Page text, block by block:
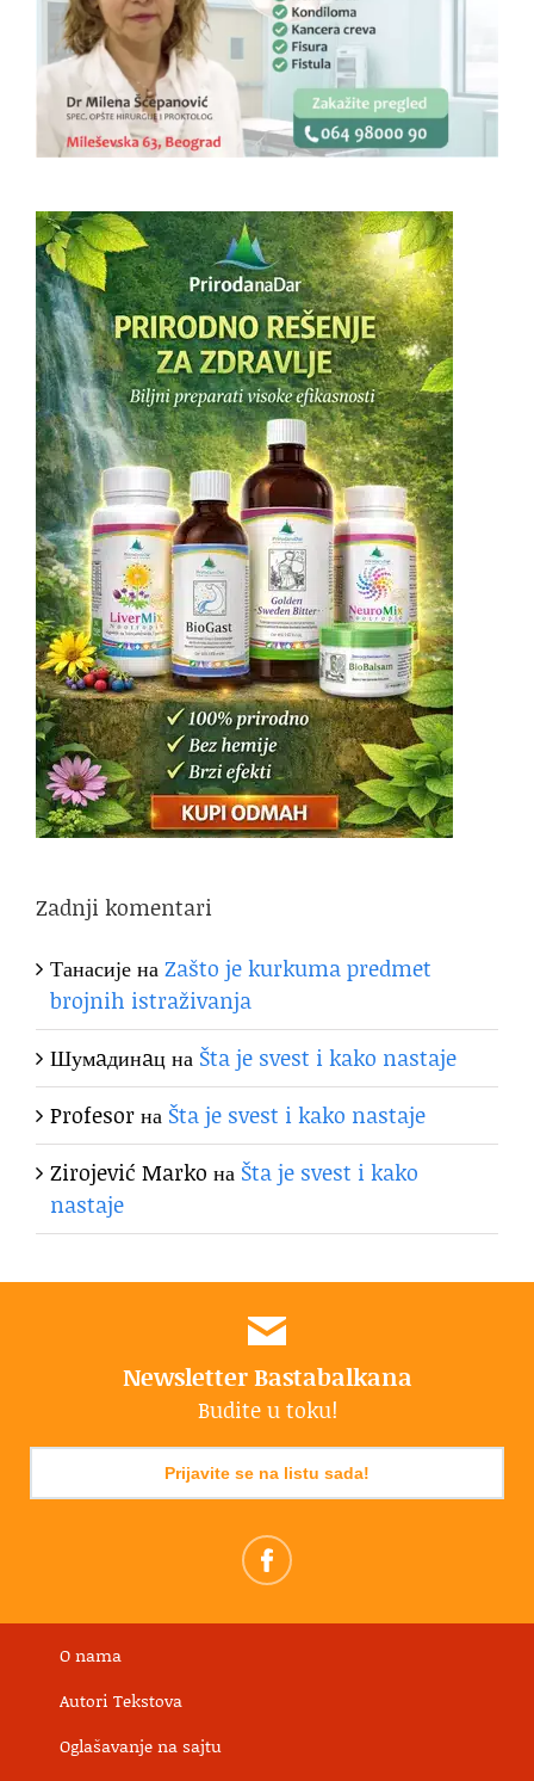
Zadnji komentari
ТанасијенаZašto je kurkuma predmet
brojnih istraživanja
Шумaдинaцна Šta je svest i kako nastaje
Profesorна Šta je svest i kako nastaje
Zirojević Marko на Šta je svest i kako
nastaje
Newsletter Bastabalkana
Budite u toku!
Prijavite se na listu sada!
O nama
Autori Tekstova
Oglašavanje na sajtu